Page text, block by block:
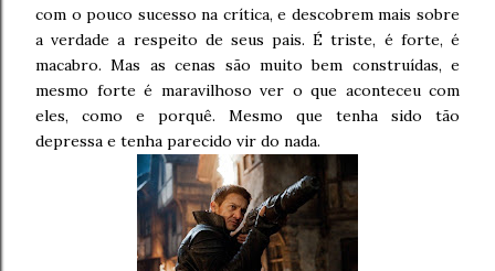
com o pouco sucesso na crítica, e descobrem mais sobre
a verdade a respeito de seus pais. É triste, é forte, é
macabro. Mas as cenas são muito bem construídas, e
mesmo forte é maravilhoso ver o que aconteceu com
eles, como e porquê. Mesmo que tenha sido tão
depressa e tenha parecido vir do nada.